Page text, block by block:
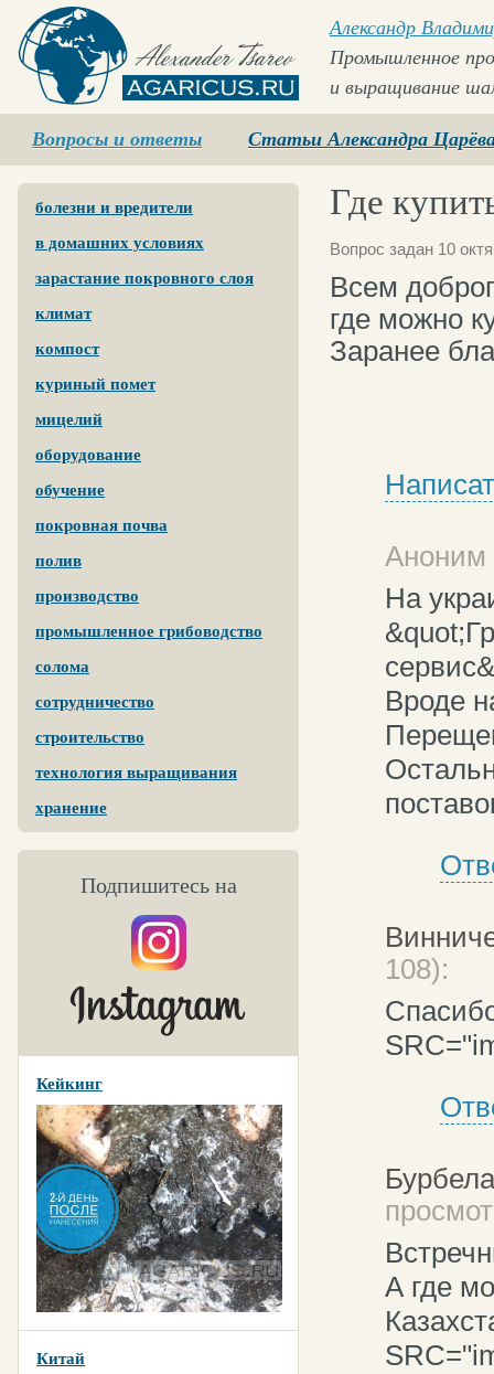
Agaricus.ru
Александр
Промышленное
и выращивание
Вопросы и ответы Статьи Александра
болезни и вредители
в домашних условиях
зарастание покровного слоя
климат
компост
куриный помет
мицелий
оборудование
обучение
покровная почва
полив
производство
промышленное грибоводство
солома
сотрудничество
строительство
технология выращивания
хранение
Подпишитесь на
Кейкинг
Китай
Где
Вопрос задан 10
Всем
где можно
Заранее
Аноним
На
Вроде
108):
А где